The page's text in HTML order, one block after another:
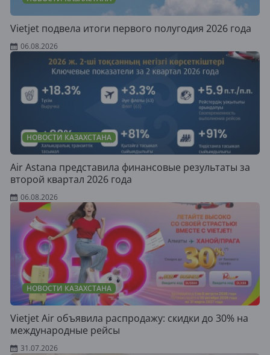
Vietjet подвела итоги первого полугодия 2026 года
06.08.2026
НОВОСТИ КАЗАХСТАНА
Air Astana представила финансовые результаты за
второй квартал 2026 года
06.08.2026
НОВОСТИ КАЗАХСТАНА
Vietjet Air объявила распродажу: скидки до 30% на
международные рейсы
31.07.2026